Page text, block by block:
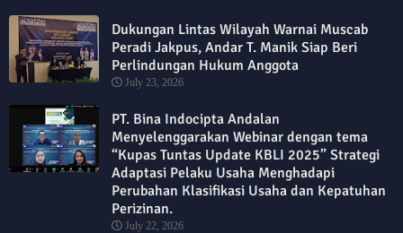
Dukungan Lintas Wilayah Warnai Muscab
Peradi Jakpus, Andar T. Manik Siap Beri
Perlindungan Hukum Anggota
July 23, 2026
PT. Bina Indocipta Andalan
Menyelenggarakan Webinar dengan tema
“Kupas Tuntas Update KBLI 2025” Strategi
Adaptasi Pelaku Usaha Menghadapi
Perubahan Klasifikasi Usaha dan Kepatuhan
Perizinan.
July 22, 2026